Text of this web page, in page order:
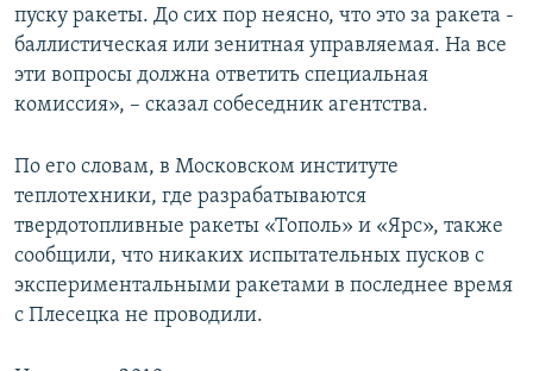
пуску ракеты. До сих пор неясно, что это за ракета -
баллистическая или зенитная управляемая. На все
эти вопросы должна ответить специальная
комиссия», – сказал собеседник агентства.
По его словам, в Московском институте
теплотехники, где разрабатываются
твердотопливные ракеты «Тополь» и «Ярс», также
сообщили, что никаких испытательных пусков с
экспериментальными ракетами в последнее время
с Плесецка не проводили.